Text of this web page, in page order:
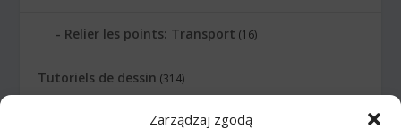
Zarządzaj zgodą
Relier les points: Transport (16)
Tutoriels de dessin (314)